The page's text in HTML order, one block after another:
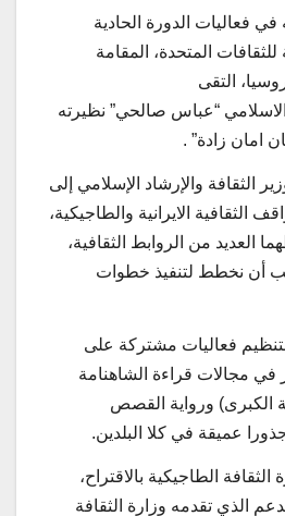
فعاليات الدورة الحادية
المتحدة، المقامة
التقى
الاسلامي “عباس صالحي” نظيرته
امان زادة” .
الثقافة والإرشاد الإسلامي إلى
الثقافية الايرانية والطاجيكية،
العديد من الروابط الثقافية،
أن نخطط لتنفيذ خطوات
فعاليات مشتركة على
مجالات قراءة الشاهنامة
الكبرى) ورواية القصص
عميقة في كلا البلدين.
الطاجيكية بالاقتراح،
الذي تقدمه وزارة الثقافة